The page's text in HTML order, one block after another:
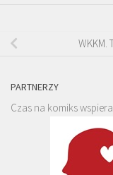
WKKM.
PARTNERZY
Czas na komiks